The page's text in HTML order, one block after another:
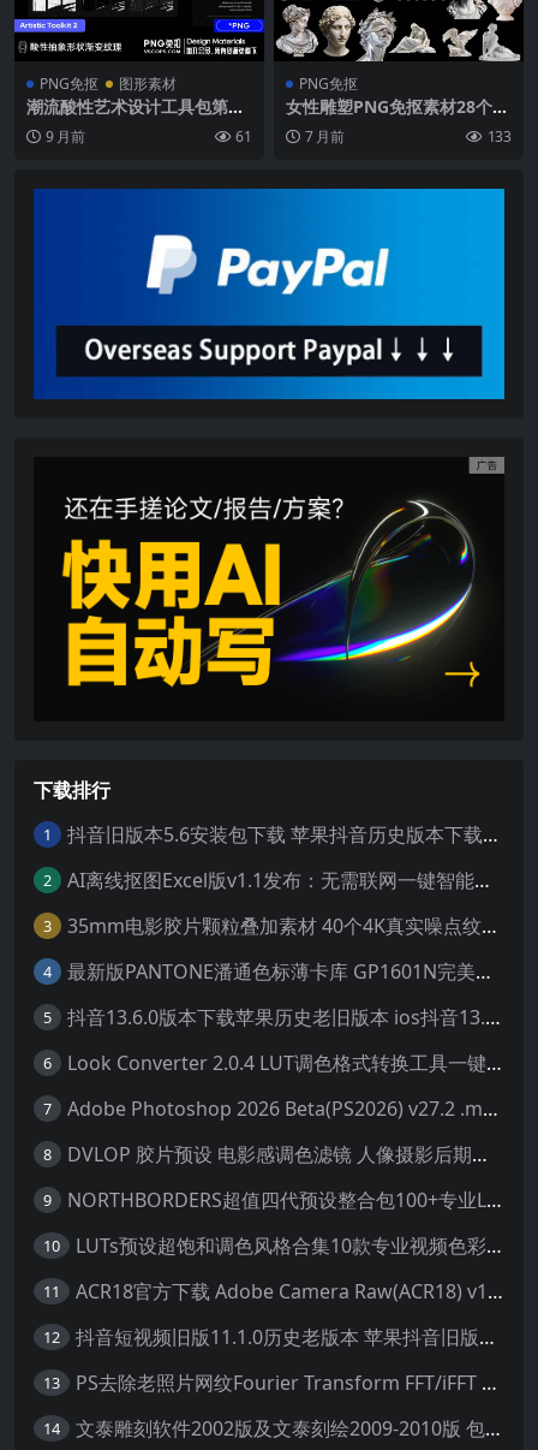
PNG免抠 图形素材
潮流酸性艺术设计工具包第二
卷 抽象纹理与颓废仿旧玻璃纸
张素材资源库
9 月前 61
PNG免抠
女性雕塑PNG免抠素材28个透
明背景希腊神话维纳斯赫拉大
理石雕像古典艺术设计
7 月前 133
下载排行
1 抖音旧版本5.6安装包下载 苹果抖音历史版本下载安装 ios抖音老旧版本大全 抖音5.6.0历史官方版安装下载
2 AI离线抠图Excel版v1.1发布：无需联网一键智能去除背景
3 35mm电影胶片颗粒叠加素材 40个4K真实噪点纹理 20动态+20静态视频剪辑特效包
4 最新版PANTONE潘通色标薄卡库 GP1601N完美兼容Adobe Illustrator免费下载
5 抖音13.6.0版本下载苹果历史老旧版本 ios抖音13.6旧版本安装包
6 Look Converter 2.0.4 LUT调色格式转换工具一键转换LR预设【附教程】
7 Adobe Photoshop 2026 Beta(PS2026) v27.2 .m3292 AI 中文绿色免安装版
8 DVLOP 胶片预设 电影感调色滤镜 人像摄影后期处理 婚礼跟拍风格 柯达胶片模拟效果+配置文件 PS/LR JOSE VILLA – For the Love of Film – Kodak Presets
9 NORTHBORDERS超值四代预设整合包100+专业Lightroom预设含教程与RAW样片 MEGA PACK
10 LUTs预设超饱和调色风格合集10款专业视频色彩视频剪辑预设Motion Array – Super Saturated LUTs Pack
11 ACR18官方下载 Adobe Camera Raw(ACR18) v18.1.1 for Mac 中文最新免费正式版 下载
12 抖音短视频旧版11.1.0历史老版本 苹果抖音旧版本ios恢复抖音旧版本11.1安装包
13 PS去除老照片网纹Fourier Transform FFT/iFFT 滤镜-32/64位
14 文泰雕刻软件2002版及文泰刻绘2009-2010版 包含教程(支持Win7~Win10 64位)